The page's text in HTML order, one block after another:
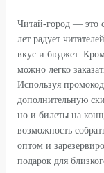
Читай-город — это
лет радует
вкус и бюджет.
можно легко
Используя
дополнительную
но и билеты на
возможность
оптом и
подарок для